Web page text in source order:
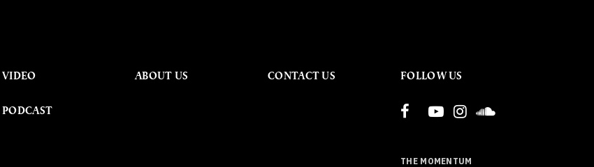
VIDEO
PODCAST
ABOUT US CONTACT US FOLLOW US
THE MOMENTUM